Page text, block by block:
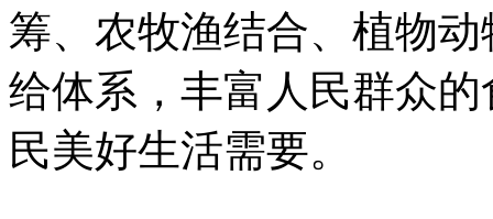
筹、农牧渔结合、植物
给体系，丰富人民群众
民美好生活需要。